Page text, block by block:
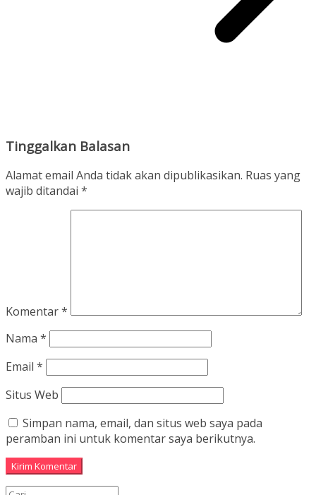
Tinggalkan Balasan
Alamat email Anda tidak akan dipublikasikan. Ruas yang
wajib ditandai *
Komentar*
Nama *
Email *
Situs Web
Simpan nama, email, dan situs web saya pada
peramban ini untuk komentar saya berikutnya.